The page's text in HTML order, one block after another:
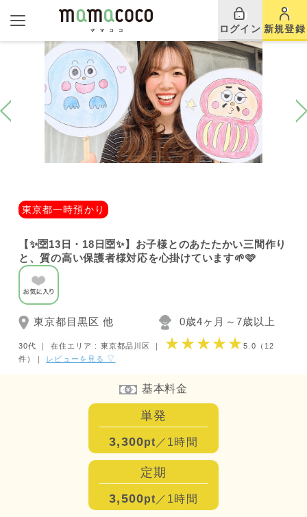
ログイン 新規登録
東京都一時預かり
【✨🈳13日・18日🈳✨】お子様とのあたたかい三間作り
と、質の高い保護者様対応を心掛けています🌱‬‪🩷️
東京都目黒区 他 0歳4ヶ月～7歳以上
30代 ｜ 在住エリア : 東京都品川区 ★★★★★5.0 （12
件）
レビューを見る ▽
基本料金
単発
3,300pt ／1時間
定期
3,500pt ／1時間